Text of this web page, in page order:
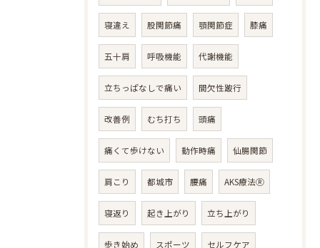
寝違え 股関節痛 顎関節症 膝痛
五十肩 呼吸機能 代謝機能
立ちっぱなしで痛い 間欠性跛行
改善例 むち打ち 頭痛
痛くて歩けない 動作時痛 仙腸関節
肩こり 都城市 腰痛 AKS療法Ⓡ
寝返り 起き上がり 立ち上がり
歩き始め スポーツ セルフケア